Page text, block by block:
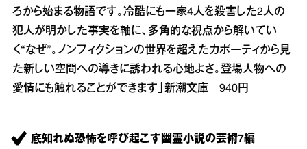
ろから始まる物語です。冷酷にも一家4人を殺害した2人の
犯人が明かした事実を軸に、多角的な視点から解いてい
く“なぜ”。ノンフィクションの世界を超えたカポーティから見
た新しい空間への導きに誘われる心地よさ。登場人物への
愛情にも触れることができます」新潮文庫 940円
底知れぬ恐怖を呼び起こす幽霊小説の芸術7編